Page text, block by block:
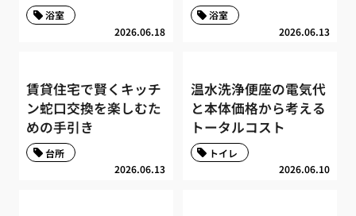
2026.06.18
浴室
2026.06.13
浴室
賃貸住宅で賢くキッチ
ン蛇口交換を楽しむた
めの手引き
2026.06.13
台所
温水洗浄便座の電気代
と本体価格から考える
トータルコスト
2026.06.10
トイレ